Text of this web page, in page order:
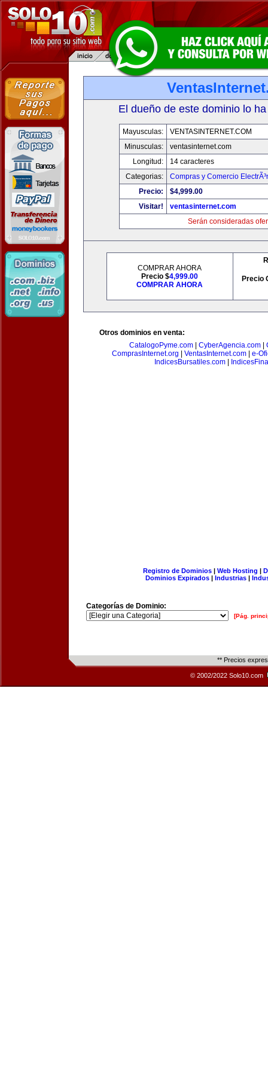
El dueño de este dominio lo
Mayusculas:
VENTASINTERNET.COM
Minusculas:
ventasinternet.com
Longitud:
14 caracteres
Categorias:
Compras y Comercio
Precio:
$4,999.00
Visitar!
ventasinternet.com
Serán consideradas
COMPRAR AHORA
Precio $4,999.00
COMPRAR AHORA
Precio
Otros dominios en venta:
CatalogoPyme.com
CyberAgencia.com
ComprasInternet.org
VentasInternet.com| e-
IndicesBursatiles.com|
Registro de Dominios| Web Hosting |
Dominios Expirados | Industrias |
Categorías de Dominio:
[Pág.
** Precios
© 2002/2022 Solo10.com